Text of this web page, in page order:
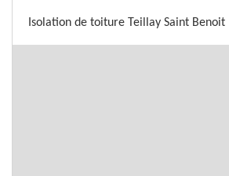
Isolation de toiture Teillay Saint Benoit